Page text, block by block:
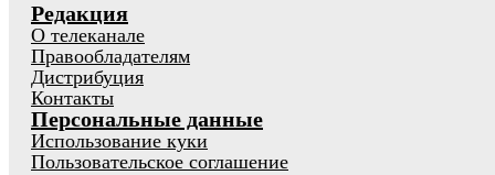
Редакция
О телеканале
Правообладателям
Дистрибуция
Контакты
Персональные данные
Использование куки
Пользовательское соглашение